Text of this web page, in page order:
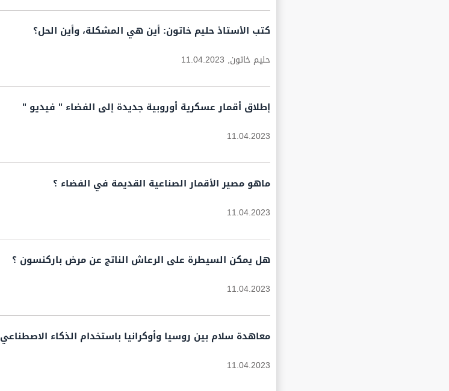
كتب الأستاذ حليم خاتون: أين هي المشكلة، وأين الحل؟
حليم خاتون, 11.04.2023
إطلاق أقمار عسكرية أوروبية جديدة إلى الفضاء " فيديو "
11.04.2023
ماهو مصير الأقمار الصناعية القديمة في الفضاء ؟
11.04.2023
هل يمكن السيطرة على الرعاش الناتج عن مرض باركنسون ؟
11.04.2023
معاهدة سلام بين روسيا وأوكرانيا باستخدام الذكاء الاصطناعي
11.04.2023